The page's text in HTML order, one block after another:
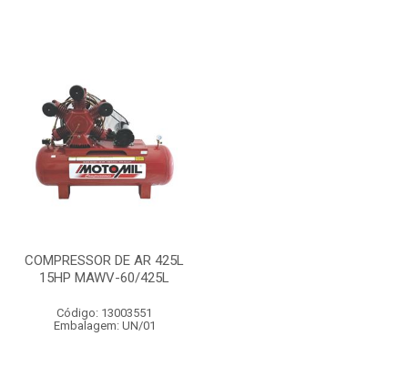
COMPRESSOR DE AR 425L
15HP MAWV-60/425L
Código: 13003551
Embalagem: UN/01